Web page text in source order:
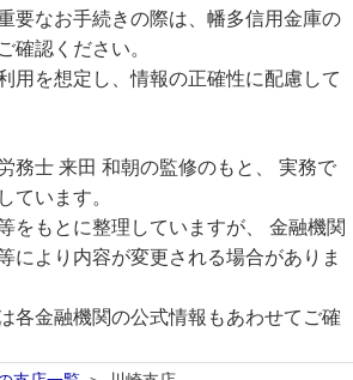
要なお手続きの際は、幡多信用金庫の
確認ください。
用を想定し、情報の正確性に配慮して
務士 来田 和朝の監修のもと、 実務で
ています。
をもとに整理していますが、 金融機関
により内容が変更される場合がありま
各金融機関の公式情報もあわせてご確